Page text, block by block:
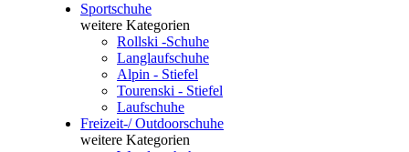
Sportschuhe
weitere Kategorien
Rollski -Schuhe
Langlaufschuhe
Alpin - Stiefel
Tourenski - Stiefel
Laufschuhe
Freizeit-/ Outdoorschuhe
weitere Kategorien